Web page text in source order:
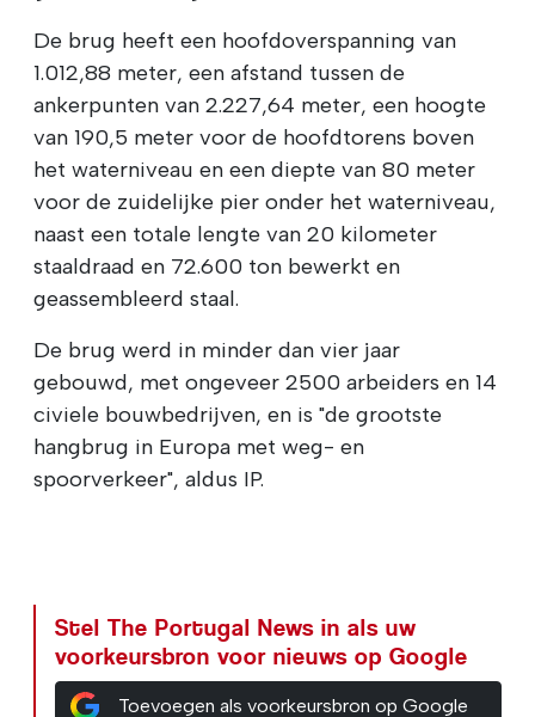
De brug heeft een hoofdoverspanning van
1.012,88 meter, een afstand tussen de
ankerpunten van 2.227,64 meter, een hoogte
van 190,5 meter voor de hoofdtorens boven
het waterniveau en een diepte van 80 meter
voor de zuidelijke pier onder het waterniveau,
naast een totale lengte van 20 kilometer
staaldraad en 72.600 ton bewerkt en
geassembleerd staal.
De brug werd in minder dan vier jaar
gebouwd, met ongeveer 2500 arbeiders en 14
civiele bouwbedrijven, en is "de grootste
hangbrug in Europa met weg- en
spoorverkeer", aldus IP.
Stel The Portugal News in als uw
voorkeursbron voor nieuws op Google
Toevoegen als voorkeursbron op Google